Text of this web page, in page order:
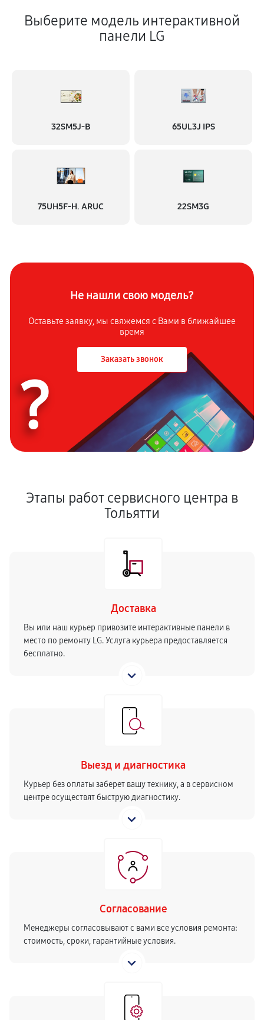
Выберите модель интерактивной
панели LG
32SM5J-B 65UL3J IPS
75UH5F-H. ARUC 22SM3G
Не нашли свою модель?
Оставьте заявку, мы свяжемся с Вами в ближайшее
время
Заказать звонок
?
Этапы работ сервисного центра в
Тольятти
Доставка
Вы или наш курьер привозите интерактивные панели в
место по ремонту LG. Услуга курьера предоставляется
бесплатно.
Выезд и диагностика
Курьер без оплаты заберет вашу технику, а в сервисном
центре осуществят быструю диагностику.
Согласование
Менеджеры согласовывают с вами все условия ремонта:
стоимость, сроки, гарантийные условия.